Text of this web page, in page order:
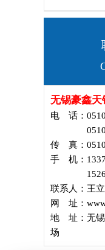
无锡豪鑫天
电 话：
0510-
传 真：
手 机：
联系人：王
网 址：
地 址：无锡
场